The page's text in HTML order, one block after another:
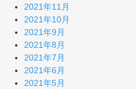
2021年11月
2021年10月
2021年9月
2021年8月
2021年7月
2021年6月
2021年5月